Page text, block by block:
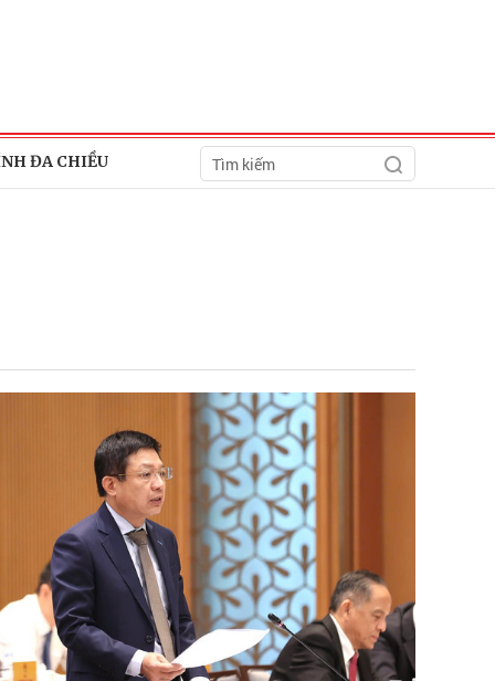
ĐA CHIỀU